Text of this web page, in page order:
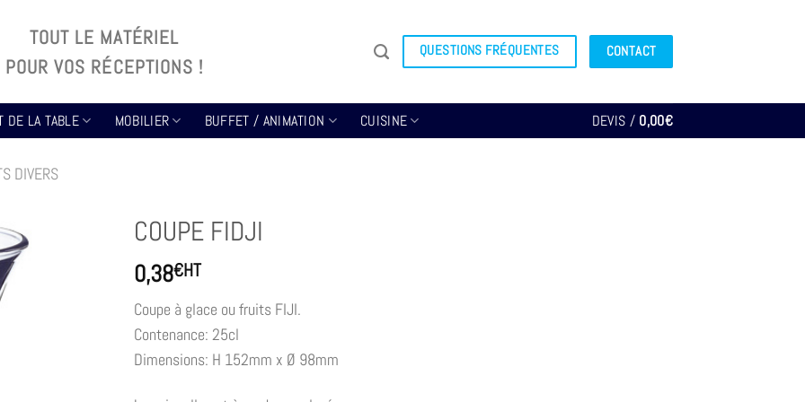
TOUT LE MATÉRIEL
POUR VOS RÉCEPTIONS !
QUESTIONS FRÉQUENTES CONTACT
DE LA TABLE MOBILIER BUFFET / ANIMATION CUISINE DEVIS / 0,00€
DIVERS
COUPE FIDJI
0,38€HT
Coupe à glace ou fruits FIJI.
Contenance: 25cl
Dimensions: H 152mm x Ø 98mm